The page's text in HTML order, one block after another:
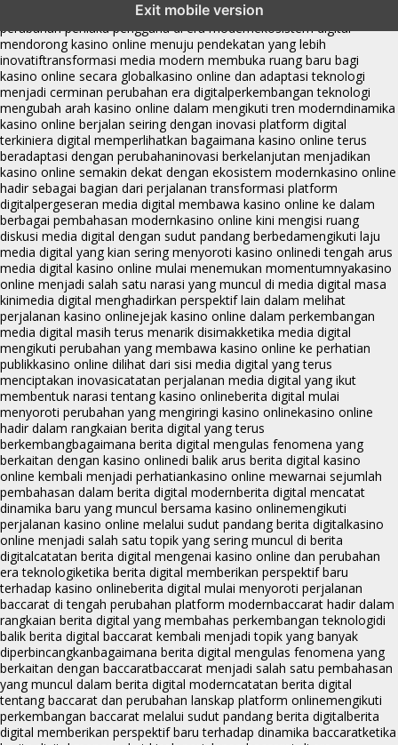
Exit mobile version
perkembangan kasino online mencerminkan
perubahan perilaku pengguna di era modernekosistem digital
mendorong kasino online menuju pendekatan yang lebih
inovatiftransformasi media modern membuka ruang baru bagi
kasino online secara globalkasino online dan adaptasi teknologi
menjadi cerminan perubahan era digitalperkembangan teknologi
mengubah arah kasino online dalam mengikuti tren moderndinamika
kasino online berjalan seiring dengan inovasi platform digital
terkiniera digital memperlihatkan bagaimana kasino online terus
beradaptasi dengan perubahaninovasi berkelanjutan menjadikan
kasino online semakin dekat dengan ekosistem modernkasino online
hadir sebagai bagian dari perjalanan transformasi platform
digitalpergeseran media digital membawa kasino online ke dalam
berbagai pembahasan modernkasino online kini mengisi ruang
diskusi media digital dengan sudut pandang berbedamengikuti laju
media digital yang kian sering menyoroti kasino onlinedi tengah arus
media digital kasino online mulai menemukan momentumnyakasino
online menjadi salah satu narasi yang muncul di media digital masa
kinimedia digital menghadirkan perspektif lain dalam melihat
perjalanan kasino onlinejejak kasino online dalam perkembangan
media digital masih terus menarik disimakketika media digital
mengikuti perubahan yang membawa kasino online ke perhatian
publikkasino online dilihat dari sisi media digital yang terus
menciptakan inovasicatatan perjalanan media digital yang ikut
membentuk narasi tentang kasino onlineberita digital mulai
menyoroti perubahan yang mengiringi kasino onlinekasino online
hadir dalam rangkaian berita digital yang terus
berkembangbagaimana berita digital mengulas fenomena yang
berkaitan dengan kasino onlinedi balik arus berita digital kasino
online kembali menjadi perhatiankasino online mewarnai sejumlah
pembahasan dalam berita digital modernberita digital mencatat
dinamika baru yang muncul bersama kasino onlinemengikuti
perjalanan kasino online melalui sudut pandang berita digitalkasino
online menjadi salah satu topik yang sering muncul di berita
digitalcatatan berita digital mengenai kasino online dan perubahan
era teknologiketika berita digital memberikan perspektif baru
terhadap kasino onlineberita digital mulai menyoroti perjalanan
baccarat di tengah perubahan platform modernbaccarat hadir dalam
rangkaian berita digital yang membahas perkembangan teknologidi
balik berita digital baccarat kembali menjadi topik yang banyak
diperbincangkanbagaimana berita digital mengulas fenomena yang
berkaitan dengan baccaratbaccarat menjadi salah satu pembahasan
yang muncul dalam berita digital moderncatatan berita digital
tentang baccarat dan perubahan lanskap platform onlinemengikuti
perkembangan baccarat melalui sudut pandang berita digitalberita
digital memberikan perspektif baru terhadap dinamika baccaratketika